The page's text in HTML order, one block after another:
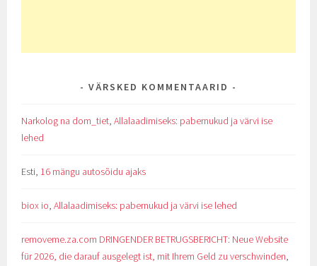
VÄRSKED KOMMENTAARID
Narkolog na dom_tiet,Allalaadimiseks: pabernukud ja värvi ise
lehed
Esti, 16 mängu autosõidu ajaks
biox io,Allalaadimiseks: pabernukud ja värvi ise lehed
removeme.za.com DRINGENDER BETRUGSBERICHT: Neue Website
für 2026, die darauf ausgelegt ist, mit Ihrem Geld zu verschwinden,